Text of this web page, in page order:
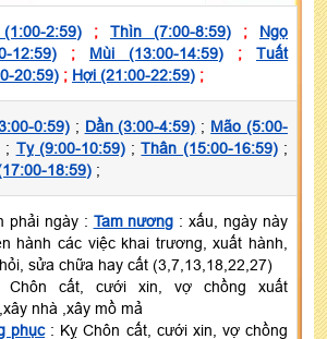
2:59) ; Thìn (7:00-8:59) ; Ngọ
12:59) ; Mùi (13:00-14:59) ; Tuất
20:59) ; Hợi (21:00-22:59) ;
0:59); Dần (3:00-4:59) ; Mão (5:00-
; Tỵ (9:00-10:59);Thân (15:00-16:59);
18:59) ;
phải ngày : Tam nương : xấu, ngày này
hành các việc khai trương, xuất hành,
sửa chữa hay cất (3,7,13,18,22,27)
Chôn cất, cưới xin, vợ chồng xuất
nhà ,xây mồ mả
phục: Kỵ Chôn cất, cưới xin, vợ chồng